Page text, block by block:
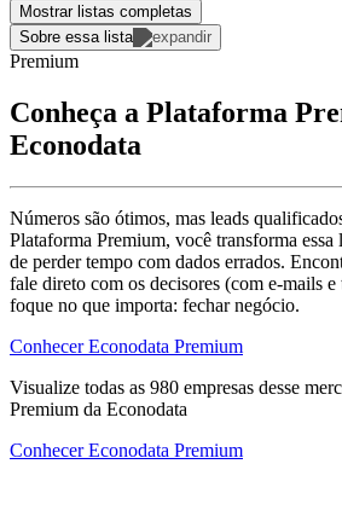
Mostrar listas completas
Sobre essa lista
Premium
Conheça a Plataforma
Econodata
Números são ótimos, mas leads
Plataforma Premium, você transforma essa
de perder tempo com dados errados.
fale direto com os decisores (com e-mails
foque no que importa: fechar negócio.
Conhecer Econodata Premium
Visualize todas as 980 empresas desse
Premium da Econodata
Conhecer Econodata Premium